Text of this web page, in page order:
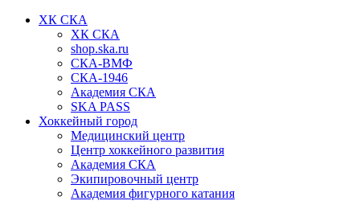
ХК СКА
ХК СКА
shop.ska.ru
СКА-ВМФ
СКА-1946
Академия СКА
SKA PASS
Хоккейный город
Медицинский центр
Центр хоккейного развития
Академия СКА
Экипировочный центр
Академия фигурного катания